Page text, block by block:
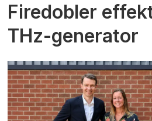
Firedobler
THz-generator